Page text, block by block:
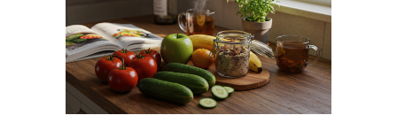
BIEGANIE
PIŁKA NOŻNA
SIATKÓWKA
ZDROWIE